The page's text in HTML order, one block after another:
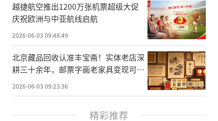
越捷航空推出1200万张机票超级大促
庆祝欧洲与中亚航线启航
2026-06-03 09:48:49
北京藏品回收认准丰宝斋！实体老店深
耕三十余年，邮票字画老家具变现可放
心托付
2026-06-03 09:23:36
精彩推荐